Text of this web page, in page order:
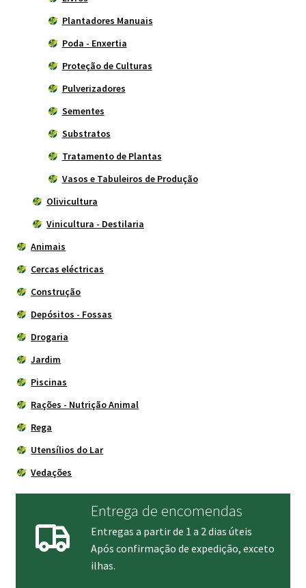
Plantadores Manuais
Poda - Enxertia
Proteção de Culturas
Pulverizadores
Sementes
Substratos
Tratamento de Plantas
Vasos e Tabuleiros de Produção
Olivicultura
Vinicultura - Destilaria
Animais
Cercas eléctricas
Construção
Depósitos - Fossas
Drogaria
Jardim
Piscinas
Rações - Nutrição Animal
Rega
Utensílios do Lar
Vedações
Entrega de encomendas
Entregas a partir de 1 a 2 dias úteis
Após confirmação de expedição, exceto
ilhas.